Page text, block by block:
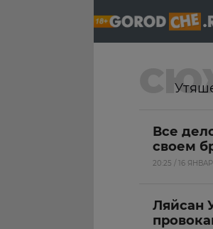
Все
своем
20:25 / 16
Ляйсан